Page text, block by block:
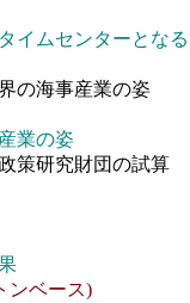
ムセンターとなる
の海事産業の姿
業の姿
策研究財団の試算
ンベース)